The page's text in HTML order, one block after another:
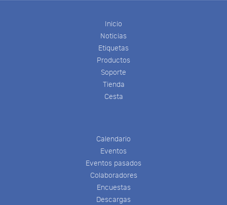
Inicio
Noticias
Etiquetas
Productos
Soporte
Tienda
Cesta
Calendario
Eventos
Eventos pasados
Colaboradores
Encuestas
Descargas